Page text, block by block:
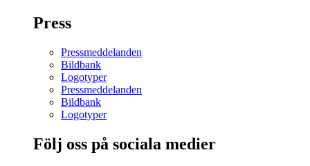
Press
Pressmeddelanden
Bildbank
Logotyper
Pressmeddelanden
Bildbank
Logotyper
Följ oss på sociala medier